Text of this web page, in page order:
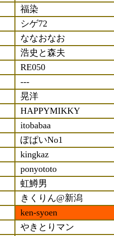
福染
シゲ72
ななおなお
浩史と森夫
RE050
---
晃洋
HAPPYMIKKY
itobabaa
ぽぱいNo1
kingkaz
ponyototo
虹鱒男
きくりん@新潟
ken-syoen
やきとりマン